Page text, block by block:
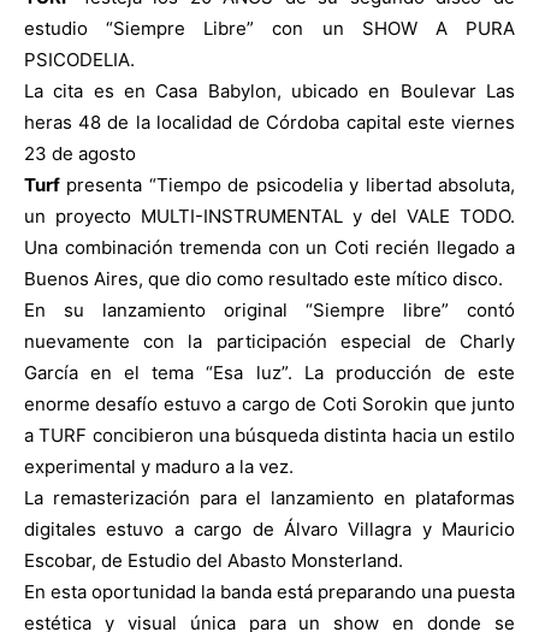
estudio “Siempre Libre” con un SHOW A PURA
PSICODELIA.
La cita es en Casa Babylon, ubicado en Boulevar Las
heras 48 de la localidad de Córdoba capital este viernes
23 de agosto
Turf presenta “Tiempo de psicodelia y libertad absoluta,
un proyecto MULTI-INSTRUMENTAL y del VALE TODO.
Una combinación tremenda con un Coti recién llegado a
Buenos Aires, que dio como resultado este mítico disco.
En su lanzamiento original “Siempre libre” contó
nuevamente con la participación especial de Charly
García en el tema “Esa luz”. La producción de este
enorme desafío estuvo a cargo de Coti Sorokin que junto
a TURF concibieron una búsqueda distinta hacia un estilo
experimental y maduro a la vez.
La remasterización para el lanzamiento en plataformas
digitales estuvo a cargo de Álvaro Villagra y Mauricio
Escobar, de Estudio del Abasto Monsterland.
En esta oportunidad la banda está preparando una puesta
estética y visual única para un show en donde se